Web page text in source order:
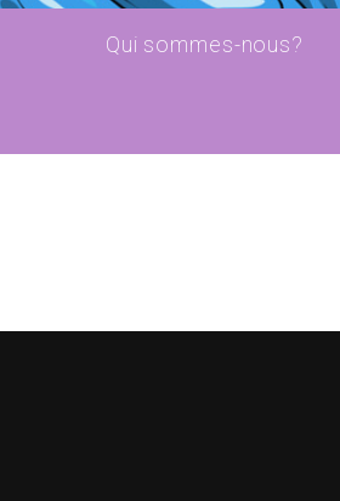
Qui sommes-nous?